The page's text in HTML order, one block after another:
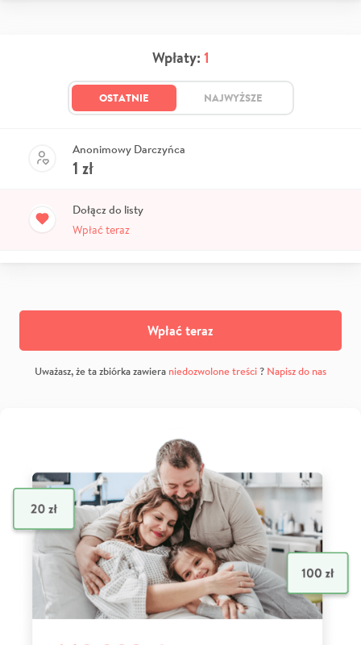
Wpłaty: 1
OSTATNIE NAJWYŻSZE
Anonimowy Darczyńca
1 zł
Dołącz do listy
Wpłać teraz
Wpłać teraz
Uważasz, że ta zbiórka zawiera niedozwolone treści? Napisz do nas